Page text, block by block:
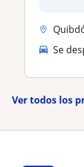
Se
Ver todos los